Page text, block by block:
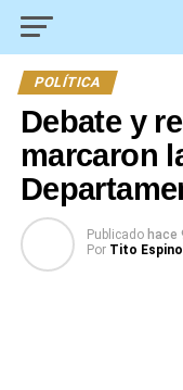
POLÍTICA
Debate y
marcaron
Publicado hace
Por Tito